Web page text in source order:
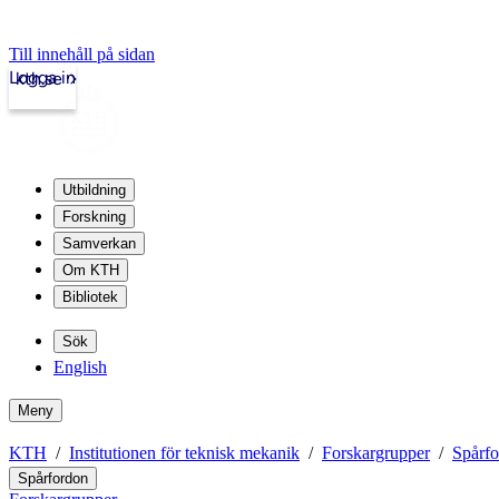
Till innehåll på sidan
kth.se
Logga in
Utbildning
Forskning
Samverkan
Om KTH
Bibliotek
Sök
English
Meny
KTH Institutionen för teknisk mekanik Forskargrupper
Spårfordon